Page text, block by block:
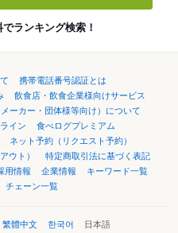
ランキング検索！
携帯電話番号認証とは
飲食店・飲食企業様向けサービス
ーカー・団体様等向け）について
イン
食べログプレミアム
ネット予約（リクエスト予約）
ウト）
特定商取引法に基づく表記
用情報 企業情報
キーワード一覧
チェーン一覧
繁體中文 한국어 日本語